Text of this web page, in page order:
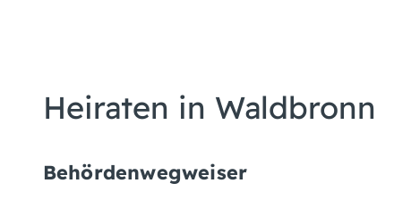
Heiraten in Waldbronn
Behördenwegweiser